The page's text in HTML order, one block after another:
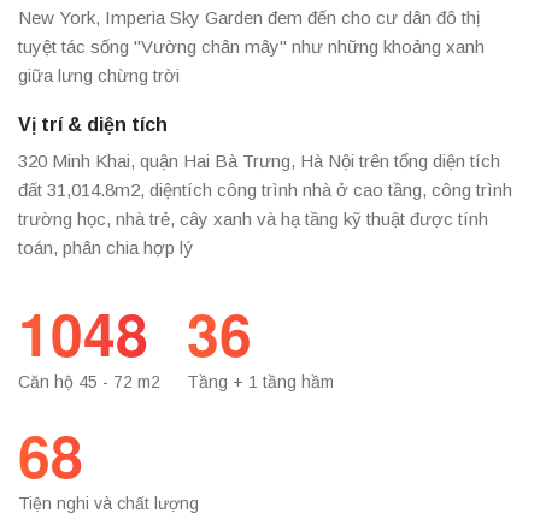
New York, Imperia Sky Garden đem đến cho cư dân đô thị
tuyệt tác sống "Vường chân mây" như những khoảng xanh
giữa lưng chừng trời
Vị trí & diện tích
320 Minh Khai, quận Hai Bà Trưng, Hà Nội trên tổng diện tích
đất 31,014.8m2, diệntích công trình nhà ở cao tầng, công trình
trường học, nhà trẻ, cây xanh và hạ tầng kỹ thuật được tính
toán, phân chia hợp lý
1048
Căn hộ 45 - 72 m2
36
Tầng + 1 tầng hầm
68
Tiện nghi và chất lượng